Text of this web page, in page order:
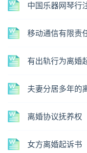
中国乐器网琴行
移动通信有限责
有出轨行为离婚
夫妻分居多年的
离婚协议抚养权
女方离婚起诉书